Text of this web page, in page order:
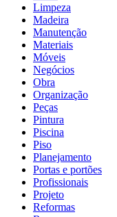
Limpeza
Madeira
Manutenção
Materiais
Móveis
Negócios
Obra
Organização
Peças
Pintura
Piscina
Piso
Planejamento
Portas e portões
Profissionais
Projeto
Reformas